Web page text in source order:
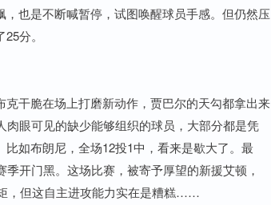
也是不断喊暂停，试图唤醒球员手感。但仍然压
分。
干脆在场上打磨新动作，贾巴尔的天勾都拿出来
眼可见的缺少能够组织的球员，大部分都是凭
如布朗尼，全场12投1中，看来是歇大了。最
开门黑。这场比赛，被寄予厚望的新援艾顿，
，但这自主进攻能力实在是糟糕……